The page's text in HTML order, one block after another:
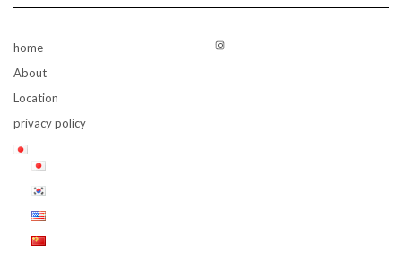
home
About
Location
privacy policy
Instagram